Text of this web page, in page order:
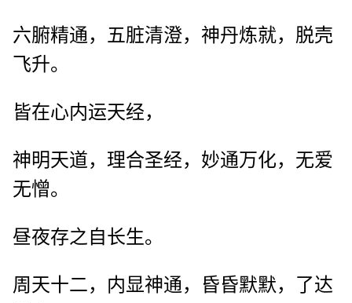
六腑精通，五脏清澄，神丹炼就，脱壳
飞升。
皆在心内运天经，
神明天道，理合圣经，妙通万化，无爱
无憎。
昼夜存之自长生。
周天十二，内显神通，昏昏默默，了达